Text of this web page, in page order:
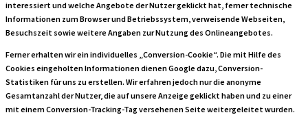
interessiert und welche Angebote der Nutzer geklickt hat, ferner technische
Informationen zum Browser und Betriebssystem, verweisende Webseiten,
Besuchszeit sowie weitere Angaben zur Nutzung des Onlineangebotes.
Ferner erhalten wir ein individuelles „Conversion-Cookie“. Die mit Hilfe des
Cookies eingeholten Informationen dienen Google dazu, Conversion-
Statistiken für uns zu erstellen. Wir erfahren jedoch nur die anonyme
Gesamtanzahl der Nutzer, die auf unsere Anzeige geklickt haben und zu einer
mit einem Conversion-Tracking-Tag versehenen Seite weitergeleitet wurden.